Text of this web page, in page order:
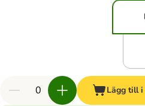
Lägg till